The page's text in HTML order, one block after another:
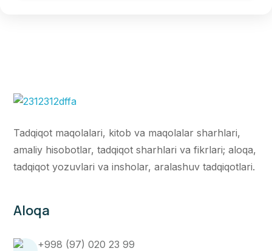
Tadqiqot maqolalari, kitob va maqolalar sharhlari,
amaliy hisobotlar, tadqiqot sharhlari va fikrlari; aloqa,
tadqiqot yozuvlari va insholar, aralashuv tadqiqotlari.
Aloqa
+998 (97) 020 23 99